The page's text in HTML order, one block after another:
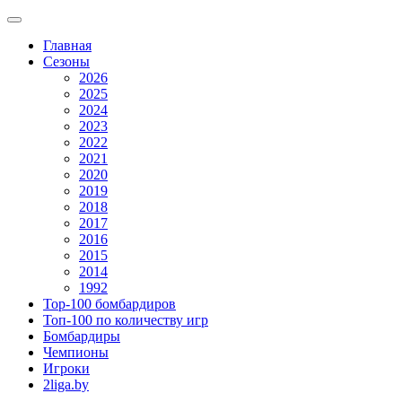
Главная
Сезоны
2026
2025
2024
2023
2022
2021
2020
2019
2018
2017
2016
2015
2014
1992
Top-100 бомбардиров
Топ-100 по количеству игр
Бомбардиры
Чемпионы
Игроки
2liga.by